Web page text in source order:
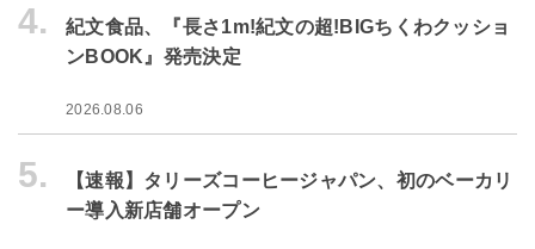
4.
紀文食品、『長さ1m!紀文の超!BIGちくわクッショ
ンBOOK』発売決定
2026.08.06
5.
【速報】タリーズコーヒージャパン、初のベーカリ
ー導入新店舗オープン